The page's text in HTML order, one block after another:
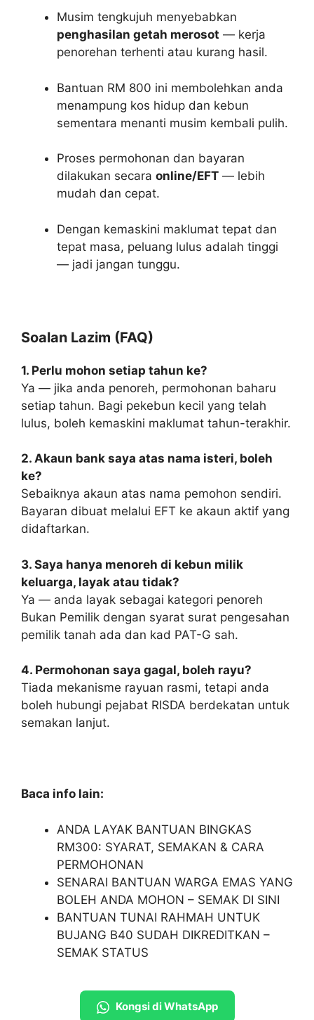
Musim tengkujuh menyebabkan
penghasilan getah merosot — kerja
penorehan terhenti atau kurang hasil.
Bantuan RM 800 ini membolehkan anda
menampung kos hidup dan kebun
sementara menanti musim kembali pulih.
Proses permohonan dan bayaran
dilakukan secara online/EFT — lebih
mudah dan cepat.
Dengan kemaskini maklumat tepat dan
tepat masa, peluang lulus adalah tinggi
— jadi jangan tunggu.
Soalan Lazim (FAQ)
1. Perlu mohon setiap tahun ke?
Ya — jika anda penoreh, permohonan baharu
setiap tahun. Bagi pekebun kecil yang telah
lulus, boleh kemaskini maklumat tahun-terakhir.
2. Akaun bank saya atas nama isteri, boleh
ke?
Sebaiknya akaun atas nama pemohon sendiri.
Bayaran dibuat melalui EFT ke akaun aktif yang
didaftarkan.
3. Saya hanya menoreh di kebun milik
keluarga, layak atau tidak?
Ya — anda layak sebagai kategori penoreh
Bukan Pemilik dengan syarat surat pengesahan
pemilik tanah ada dan kad PAT-G sah.
4. Permohonan saya gagal, boleh rayu?
Tiada mekanisme rayuan rasmi, tetapi anda
boleh hubungi pejabat RISDA berdekatan untuk
semakan lanjut.
Baca info lain:
ANDA LAYAK BANTUAN BINGKAS
RM300: SYARAT, SEMAKAN & CARA
PERMOHONAN
SENARAI BANTUAN WARGA EMAS YANG
BOLEH ANDA MOHON – SEMAK DI SINI
BANTUAN TUNAI RAHMAH UNTUK
BUJANG B40 SUDAH DIKREDITKAN –
SEMAK STATUS
Kongsi di WhatsApp